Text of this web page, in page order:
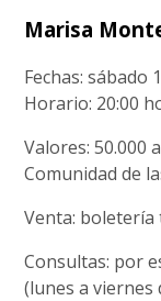
Marisa
Fechas: sábado
Horario: 20:00
Valores: 50.000
Comunidad de
Venta: boletería
Consultas: por
(lunes a viernes